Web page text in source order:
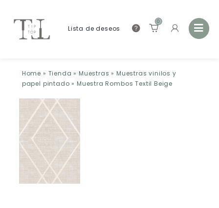
Lista de deseos
0
Home » Tienda » Muestras » Muestras vinilos y
papel pintado » Muestra Rombos Textil Beige